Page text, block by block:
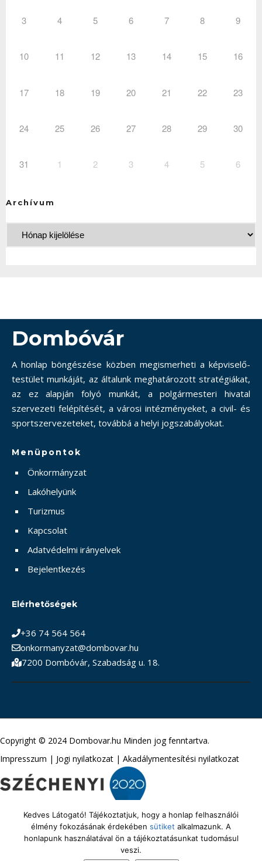
3 4 5 6 7 8 9
10 11 12 13 14 15 16
17 18 19 20 21 22 23
24 25 26 27 28 29 30
31 1 2 3 4 5 6
Archívum
Dombóvár
A honlap böngészése közben megismerheti a képviselő-
testület munkáját, az általunk meghatározott stratégiákat,
az ez alapján folyó munkát, a polgármesteri hivatal
szervezeti felépítését, a városi intézményeket, a civil- és
sportszervezeteket, továbbá a helyi jogszabályokat.
Menüpontok
Önkormányzat
Lakóhelyünk
Turizmus
Kapcsolat
Adatvédelmi irányelvek
Bejelentkezés
Elérhetőségek
+36 74 564 564
onkormanyzat@dombovar.hu
7200 Dombóvár, Szabadság u. 18.
Copyright © 2024 Dombovar.hu Minden jog fenntartva.
Impresszum | Jogi nyilatkozat | Akadálymentesítési nyilatkozat
Kedves Látogató! Tájékoztatjuk, hogy a honlap felhasználói
élmény fokozásának érdekében sütiket alkalmazunk. A
honlapunk használatával ön a tájékoztatásunkat tudomásul
veszi.